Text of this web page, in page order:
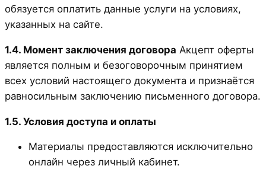
обязуется оплатить данные услуги на условиях,
указанных на сайте.
1.4. Момент заключения договора Акцепт оферты
является полным и безоговорочным принятием
всех условий настоящего документа и признаётся
равносильным заключению письменного договора.
1.5. Условия доступа и оплаты
Материалы предоставляются исключительно
онлайн через личный кабинет.